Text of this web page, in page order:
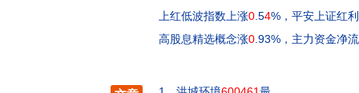
上红低波指数上涨0 .54%，平安上证红
高股息精选概念涨0 .93%，主力资金净